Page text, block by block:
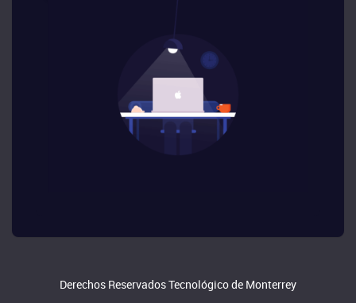
Derechos Reservados Tecnológico de Monterrey